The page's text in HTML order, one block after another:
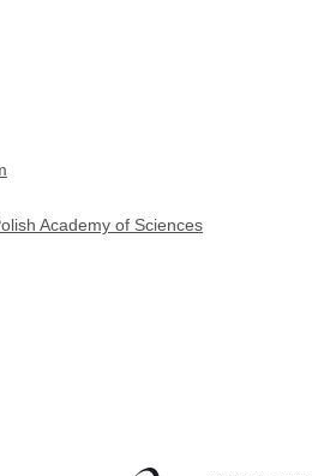
Academy of Sciences